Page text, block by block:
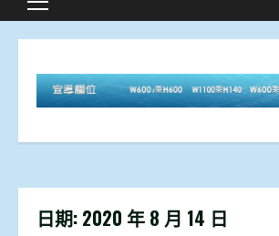
Primary
日期: 2020 年 8 月 14 日